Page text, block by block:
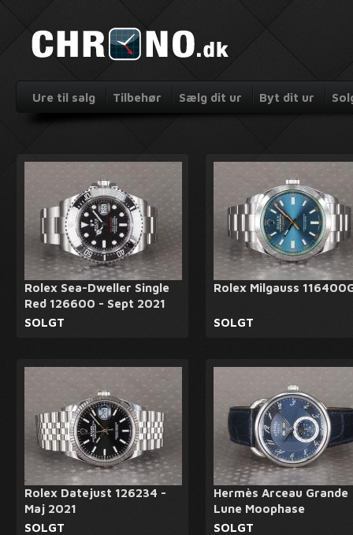
Ure til salg Tilbehør Sælg dit ur Byt dit ur
Rolex Sea-Dweller Single
Red 126600 - Sept 2021
SOLGT
Rolex Milgauss
SOLGT
Rolex Datejust 126234 -
Maj 2021
SOLGT
Hermès Arceau Grande
Lune Moophase
SOLGT